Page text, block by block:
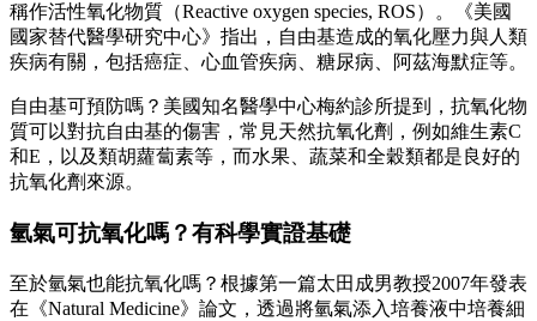
稱作活性氧化物質（Reactive oxygen species, ROS）。《美國
國家替代醫學研究中心》指出，自由基造成的氧化壓力與人類
疾病有關，包括癌症、心血管疾病、糖尿病、阿茲海默症等。
自由基可預防嗎？美國知名醫學中心梅約診所提到，抗氧化物
質可以對抗自由基的傷害，常見天然抗氧化劑，例如維生素C
和E，以及類胡蘿蔔素等，而水果、蔬菜和全穀類都是良好的
抗氧化劑來源。
氫氣可抗氧化嗎？有科學實證基礎
至於氫氣也能抗氧化嗎？根據第一篇太田成男教授2007年發表
在《Natural Medicine》論文，透過將氫氣添入培養液中培養細